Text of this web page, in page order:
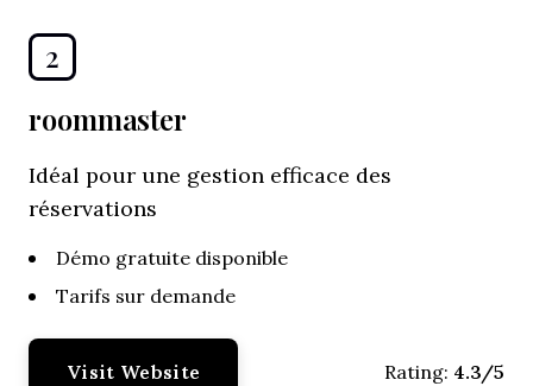
2
roommaster
Idéal pour une gestion efficace des
réservations
Démo gratuite disponible
Tarifs sur demande
Visit Website Rating: 4.3/5